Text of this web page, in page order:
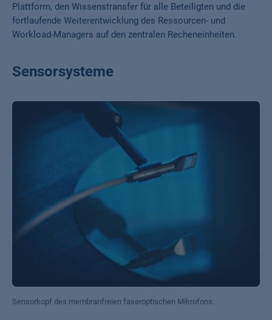
Plattform, den Wissenstransfer für alle Beteiligten und die
fortlaufende Weiterentwicklung des Ressourcen- und
Workload-Managers auf den zentralen Recheneinheiten.
Sensorsysteme
Sensorkopf des membranfreien faseroptischen Mikrofons.